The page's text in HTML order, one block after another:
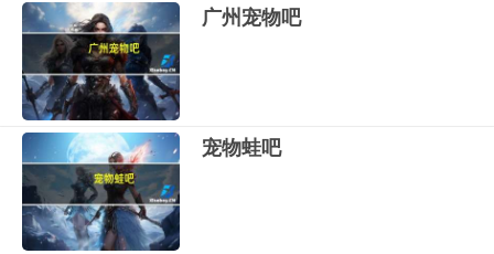
广州宠物吧
宠物蛙吧